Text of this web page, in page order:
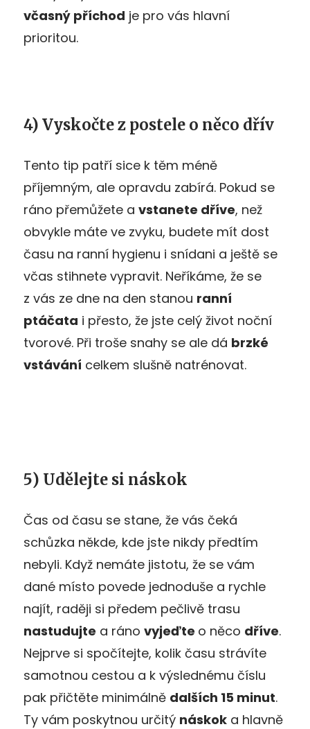
včasný příchod je pro vás hlavní
prioritou.
4) Vyskočte z postele o něco dřív
Tento tip patří sice k těm méně
příjemným, ale opravdu zabírá. Pokud se
ráno přemůžete a vstanete dříve, než
obvykle máte ve zvyku, budete mít dost
času na ranní hygienu i snídani a ještě se
včas stihnete vypravit. Neříkáme, že se
z vás ze dne na den stanou ranní
ptáčata i přesto, že jste celý život noční
tvorové. Při troše snahy se ale dá brzké
vstávání celkem slušně natrénovat.
5) Udělejte si náskok
Čas od času se stane, že vás čeká
schůzka někde, kde jste nikdy předtím
nebyli. Když nemáte jistotu, že se vám
dané místo povede jednoduše a rychle
najít, raději si předem pečlivě trasu
nastudujte a ráno vyjeďte o něco dříve.
Nejprve si spočítejte, kolik času strávíte
samotnou cestou a k výslednému číslu
pak přičtěte minimálně dalších 15 minut.
Ty vám poskytnou určitý náskok a hlavně